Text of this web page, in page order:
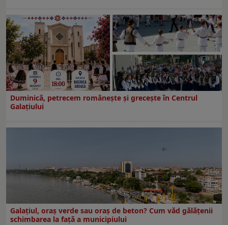
Duminică, petrecem româneşte şi greceşte în Centrul
Galaţiului
Galațiul, oraș verde sau oraș de beton? Cum văd gălățenii
schimbarea la față a municipiului